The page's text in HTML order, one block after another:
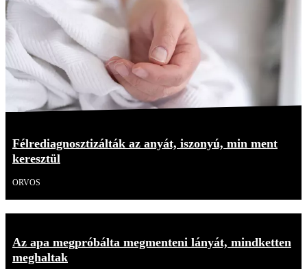
Félrediagnosztizálták az anyát, iszonyú, min ment
keresztül
ORVOS
Az apa megpróbálta megmenteni lányát, mindketten
meghaltak